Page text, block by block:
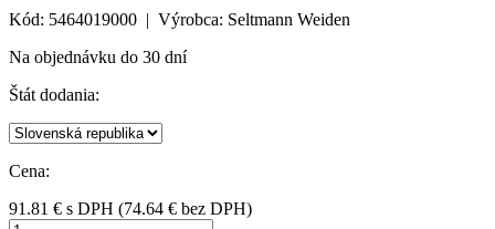
Kód: 5464019000 | Výrobca: Seltmann Weiden
Na objednávku do 30 dní
Štát dodania:
Cena:
91.81 € s DPH (74.64 € bez DPH)